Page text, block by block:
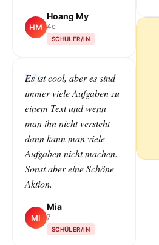
HM
Hoang My
4c
SCHÜLER/IN
Es ist cool, aber es sind
immer viele Aufgaben zu
einem Text und wenn
man ihn nicht versteht
dann kann man viele
Aufgaben nicht machen.
Sonst aber eine Schöne
Aktion.
MI
Mia
7
SCHÜLER/IN